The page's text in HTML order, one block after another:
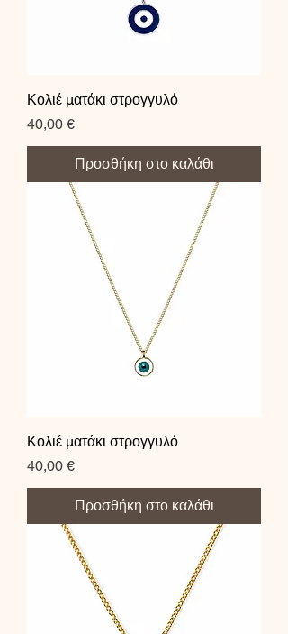
Κολιέ ματάκι στρογγυλό
Τιμή
40,00 €
Προσθήκη στο καλάθι
Κολιέ ματάκι στρογγυλό
Τιμή
40,00 €
Προσθήκη στο καλάθι